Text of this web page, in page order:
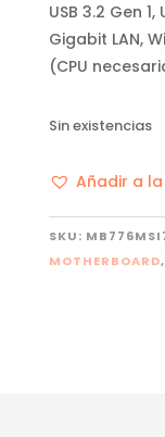
USB 3.2 Gen
Gigabit LAN,
(CPU
Sin existencias
Añadir a
SKU:
MOTHERBOARD,